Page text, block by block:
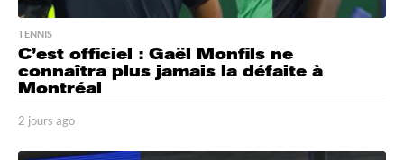
TENNIS
C’est officiel : Gaël Monfils ne
connaîtra plus jamais la défaite à
Montréal
2 jours ago
o